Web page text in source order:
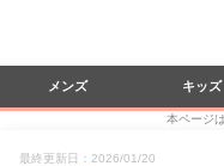
メンズ キッズ
本ページ
最終更新日：2026/01/20